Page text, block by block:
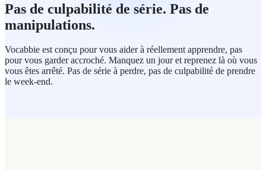
Pas de culpabilité de série. Pas de
manipulations.
Vocabbie est conçu pour vous aider à réellement apprendre, pas
pour vous garder accroché. Manquez un jour et reprenez là où vous
vous êtes arrêté. Pas de série à perdre, pas de culpabilité de prendre
le week-end.